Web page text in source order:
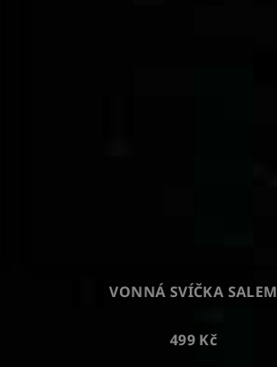
VONNÁ SVÍČKA SALEM
499 Kč